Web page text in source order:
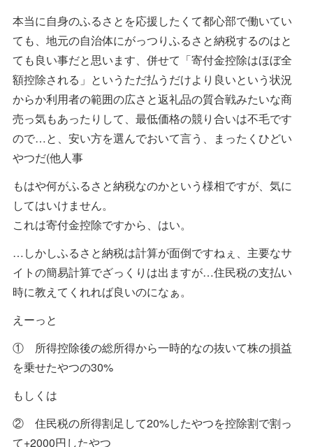
本当に自身のふるさとを応援したくて都心部で働いてい
ても、地元の自治体にがっつりふるさと納税するのはと
ても良い事だと思います、併せて「寄付金控除はほぼ全
額控除される」というただ払うだけより良いという状況
からか利用者の範囲の広さと返礼品の質合戦みたいな商
売っ気もあったりして、最低価格の競り合いは不毛です
ので…と、安い方を選んでおいて言う、まったくひどい
やつだ(他人事
もはや何がふるさと納税なのかという様相ですが、気に
してはいけません。
これは寄付金控除ですから、はい。
…しかしふるさと納税は計算が面倒ですねぇ、主要なサ
イトの簡易計算でざっくりは出ますが…住民税の支払い
時に教えてくれれば良いのになぁ。
えーっと
① 所得控除後の総所得から一時的なの抜いて株の損益
を乗せたやつの30%
もしくは
② 住民税の所得割足して20%したやつを控除割で割っ
て+2000円したやつ